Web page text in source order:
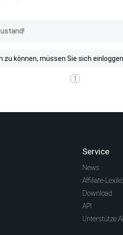
können, müssen Sie sich
1
Service
News
Affiliate-
Download
API
Unterstütze